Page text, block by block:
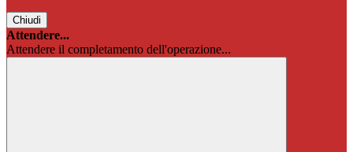
Chiudi
Attendere...
Attendere il completamento dell'operazione...